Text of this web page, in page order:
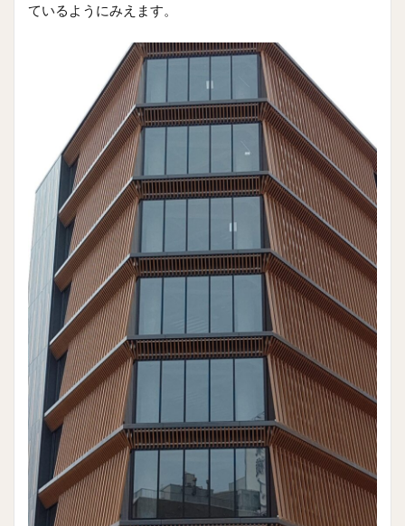
ているようにみえます。